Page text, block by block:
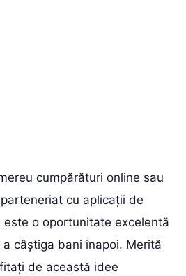
cumpărături online sau
cu aplicații de
este o oportunitate excelentă
câștiga bani înapoi. Merită
de această idee